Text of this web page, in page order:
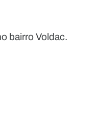
bairro Voldac.